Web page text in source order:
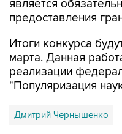
Итоги конкурса
реализации
"Популяризация
Дмитрий Чернышенко